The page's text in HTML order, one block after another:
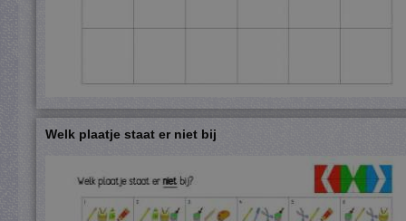
Welk plaatje staat er niet bij